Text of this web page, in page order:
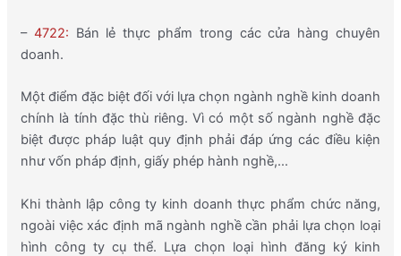
– 4722: Bán lẻ thực phẩm trong các cửa hàng chuyên
doanh.
Một điểm đặc biệt đối với lựa chọn ngành nghề kinh doanh
chính là tính đặc thù riêng. Vì có một số ngành nghề đặc
biệt được pháp luật quy định phải đáp ứng các điều kiện
như vốn pháp định, giấy phép hành nghề,…
Khi thành lập công ty kinh doanh thực phẩm chức năng,
ngoài việc xác định mã ngành nghề cần phải lựa chọn loại
hình công ty cụ thể. Lựa chọn loại hình đăng ký kinh